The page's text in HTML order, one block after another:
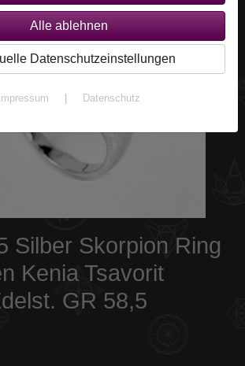
Silber Skorpion Ring
Kenia Tsavorit
GR 58,5
Datenschutzeinstellungen
Impressum Datenschutz